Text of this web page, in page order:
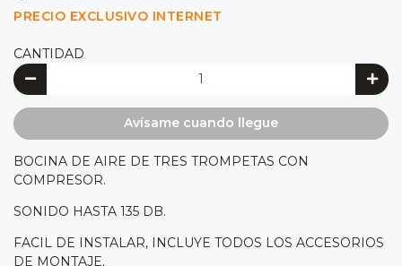
PRECIO EXCLUSIVO INTERNET
CANTIDAD
Avísame cuando llegue
BOCINA DE AIRE DE TRES TROMPETAS CON
COMPRESOR.
SONIDO HASTA 135 DB.
FACIL DE INSTALAR, INCLUYE TODOS LOS ACCESORIOS
DE MONTAJE.